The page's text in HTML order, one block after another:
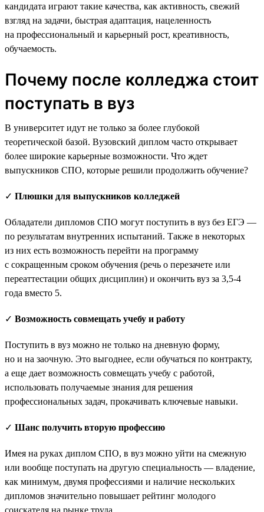
кандидата играют такие качества, как активность, свежий
взгляд на задачи, быстрая адаптация, нацеленность
на профессиональный и карьерный рост, креативность,
обучаемость.
Почему после колледжа стоит
поступать в вуз
В университет идут не только за более глубокой
теоретической базой. Вузовский диплом часто открывает
более широкие карьерные возможности. Что ждет
выпускников СПО, которые решили продолжить обучение?
✓ Плюшки для выпускников колледжей
Обладатели дипломов СПО могут поступить в вуз без ЕГЭ —
по результатам внутренних испытаний. Также в некоторых
из них есть возможность перейти на программу
с сокращенным сроком обучения (речь о перезачете или
переаттестации общих дисциплин) и окончить вуз за 3,5-4
года вместо 5.
✓ Возможность совмещать учебу и работу
Поступить в вуз можно не только на дневную форму,
но и на заочную. Это выгоднее, если обучаться по контракту,
а еще дает возможность совмещать учебу с работой,
использовать получаемые знания для решения
профессиональных задач, прокачивать ключевые навыки.
✓ Шанс получить вторую профессию
Имея на руках диплом СПО, в вуз можно уйти на смежную
или вообще поступать на другую специальность — владение,
как минимум, двумя профессиями и наличие нескольких
дипломов значительно повышает рейтинг молодого
соискателя на рынке труда.